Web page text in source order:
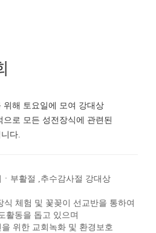
해 토요일에 모여 강대상
으로 모든 성전장식에 관련된
다.
부활절 ,추수감사절 강대상
식 체험 및 꽃꽂이 선교반을 통하여
활동을 돕고 있으며
위한 교회녹화 및 환경보호